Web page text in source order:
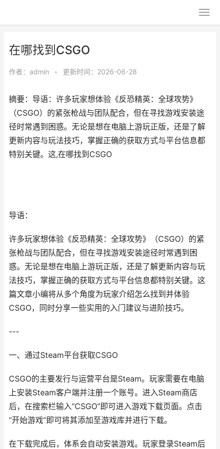
在哪找到CSGO
作者： admin • 更新时间：2026-06-28
摘要：导语：许多玩家想体验《反恐精英：全球攻势》
（CSGO）的紧张枪战与团队配合，但在寻找游戏安装途
径时常遇到困惑。无论是想在电脑上游玩正版，还是了解
更新内容与玩法技巧，掌握正确的获取方式与平台信息都
特别关键。这,在哪找到CSGO
导语：
许多玩家想体验《反恐精英：全球攻势》（CSGO）的紧
张枪战与团队配合，但在寻找游戏安装途径时常遇到困
惑。无论是想在电脑上游玩正版，还是了解更新内容与玩
法技巧，掌握正确的获取方式与平台信息都特别关键。这
篇文章小编将从多个角度为玩家介绍怎么找到并体验
CSGO，同时分享一些实用的入门建议与进阶技巧。
---
一、通过Steam平台获取CSGO
CSGO的主要发行与运营平台是Steam。玩家需要在电脑
上安装Steam客户端并注册一个账号。进入Steam商店
后，在搜索栏输入“CSGO”即可进入游戏下载页面。点击
“开始游戏”即可将其添加至游戏库并进行下载。
在下载完成后，体系会自动安装游戏。玩家登录Steam后